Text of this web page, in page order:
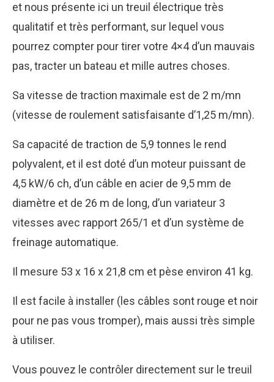
et nous présente ici un treuil électrique très
qualitatif et très performant, sur lequel vous
pourrez compter pour tirer votre 4×4 d’un mauvais
pas, tracter un bateau et mille autres choses.
Sa vitesse de traction maximale est de 2 m/mn
(vitesse de roulement satisfaisante d’1,25 m/mn).
Sa capacité de traction de 5,9 tonnes le rend
polyvalent, et il est doté d’un moteur puissant de
4,5 kW/6 ch, d’un câble en acier de 9,5 mm de
diamètre et de 26 m de long, d’un variateur 3
vitesses avec rapport 265/1 et d’un système de
freinage automatique.
Il mesure 53 x 16 x 21,8 cm et pèse environ 41 kg.
Il est facile à installer (les câbles sont rouge et noir
pour ne pas vous tromper), mais aussi très simple
à utiliser.
Vous pouvez le contrôler directement sur le treuil